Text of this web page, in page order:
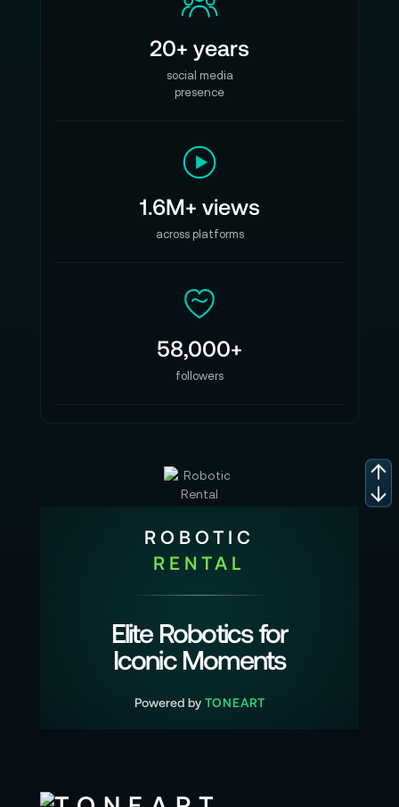
20+ years
social media
presence
1.6M+ views
across platforms
58,000+
followers
ROBOTIC
RENTAL
Elite Robotics for
Iconic Moments
Powered by TONEART